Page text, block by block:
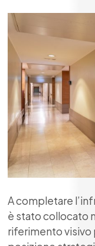
A completare
è stato collocato
riferimento visivo